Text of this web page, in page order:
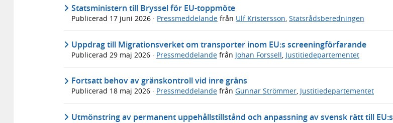
Statsministern till Bryssel för EU-toppmöte
Publicerad 17 juni 2026 · Pressmeddelande från Ulf Kristersson, Statsrådsberedningen
Uppdrag till Migrationsverket om transporter inom EU:s screeningförfarande
Publicerad 29 maj 2026 · Pressmeddelande från Johan Forssell Justitiedepartementet
Fortsatt behov av gränskontroll vid inre gräns
Publicerad 18 maj 2026 · Pressmeddelande från Gunnar Strömmer, Justitiedepartementet
Utmönstring av permanent uppehållstillstånd och anpassning av svensk rätt till EU:s